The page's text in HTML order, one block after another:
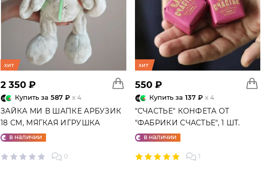
хит
2 350 ₽
Купить за 587 ₽ x 4
ЗАЙКА МИ В ШАПКЕ АРБУЗИК
18 СМ, МЯГКАЯ ИГРУШКА
в наличии
0
хит
550 ₽
Купить за 137 ₽ x 4
"СЧАСТЬЕ" КОНФЕТА ОТ
"ФАБРИКИ СЧАСТЬЕ", 1 ШТ.
в наличии
1